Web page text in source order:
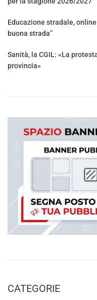
Educazione stradale,
buona strada”
Sanità, la CGIL: «La
provincia»
CATEGORIE